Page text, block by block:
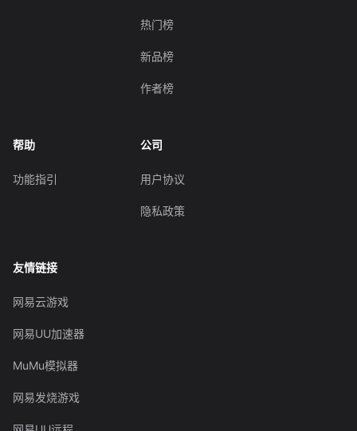
热门榜
新品榜
作者榜
帮助
功能指引
公司
用户协议
隐私政策
友情链接
网易云游戏
网易UU加速器
MuMu模拟器
网易发烧游戏